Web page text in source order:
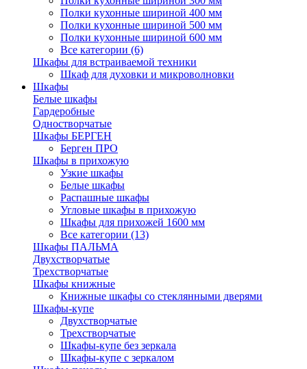
Полки кухонные шириной 400 мм
Полки кухонные шириной 500 мм
Полки кухонные шириной 600 мм
Все категории (6)
Шкафы для встраиваемой техники
Шкаф для духовки и микроволновки
Шкафы
Белые шкафы
Гардеробные
Одностворчатые
Шкафы БЕРГЕН
Берген ПРО
Шкафы в прихожую
Узкие шкафы
Белые шкафы
Распашные шкафы
Угловые шкафы в прихожую
Шкафы для прихожей 1600 мм
Все категории (13)
Шкафы ПАЛЬМА
Двухстворчатые
Трехстворчатые
Шкафы книжные
Книжные шкафы со стеклянными дверями
Шкафы-купе
Двухстворчатые
Трехстворчатые
Шкафы-купе без зеркала
Шкафы-купе с зеркалом